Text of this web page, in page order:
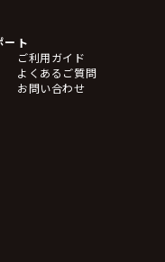
ート
ご利用ガイド
よくあるご質問
お問い合わせ